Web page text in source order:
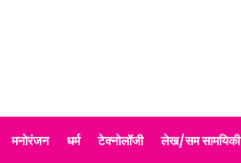
मनोरंजन धर्म टेक्नोलॉजी लेख/सम सामयिकी